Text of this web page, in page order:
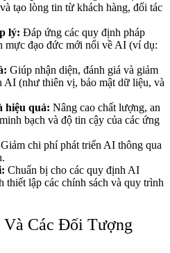
tạo lòng tin từ khách hàng, đối tác
lý: Đáp ứng các quy định pháp
mực đạo đức mới nổi về AI (ví dụ:
Giúp nhận diện, đánh giá và giảm
AI (như thiên vị, bảo mật dữ liệu, và
hiệu quả: Nâng cao chất lượng, an
bạch và độ tin cậy của các ứng
Giảm chi phí phát triển AI thông qua
Chuẩn bị cho các quy định AI
thiết lập các chính sách và quy trình
Các Đối Tượng